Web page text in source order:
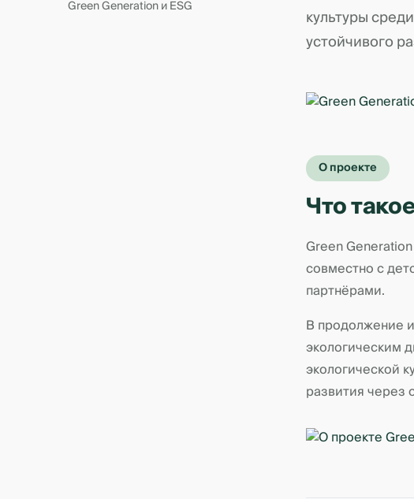
Green Generation и ESG
культуры
устойчивого
О проекте
Что
Green
совместно с
партнёрами.
В продолжение
экологическим
экологической
развития через